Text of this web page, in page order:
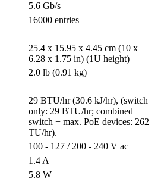
5.6 Gb/s
16000 entries
25.4 x 15.95 x 4.45 cm (10 x
6.28 x 1.75 in) (1U height)
2.0 lb (0.91 kg)
29 BTU/hr (30.6 kJ/hr), (switch
only: 29 BTU/hr; combined
switch + max. PoE devices: 262
TU/hr).
100 - 127 / 200 - 240 V ac
1.4 A
5.8 W